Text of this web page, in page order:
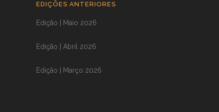
EDIÇÕES ANTERIORES
Edição | Maio 2026
Edição | Abril 2026
Edição | Março 2026